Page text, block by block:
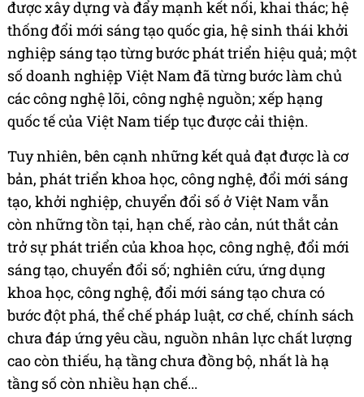
được xây dựng và đẩy mạnh kết nối, khai thác; hệ
thống đổi mới sáng tạo quốc gia, hệ sinh thái khởi
nghiệp sáng tạo từng bước phát triển hiệu quả; một
số doanh nghiệp Việt Nam đã từng bước làm chủ
các công nghệ lõi, công nghệ nguồn; xếp hạng
quốc tế của Việt Nam tiếp tục được cải thiện.
Tuy nhiên, bên cạnh những kết quả đạt được là cơ
bản, phát triển khoa học, công nghệ, đổi mới sáng
tạo, khởi nghiệp, chuyển đổi số ở Việt Nam vẫn
còn những tồn tại, hạn chế, rào cản, nút thắt cản
trở sự phát triển của khoa học, công nghệ, đổi mới
sáng tạo, chuyển đổi số; nghiên cứu, ứng dụng
khoa học, công nghệ, đổi mới sáng tạo chưa có
bước đột phá, thể chế pháp luật, cơ chế, chính sách
chưa đáp ứng yêu cầu, nguồn nhân lực chất lượng
cao còn thiếu, hạ tầng chưa đồng bộ, nhất là hạ
tầng số còn nhiều hạn chế...